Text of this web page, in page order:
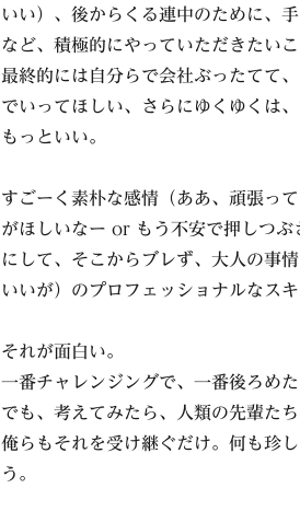
いい）、後からくる連中のために、
など、積極的にやっていただきたい
最終的には自分らで会社ぶったてて
でいってほしい、さらにゆくゆくは
もっといい。
すごーく素朴な感情（ああ、頑張っ
がほしいなー or もう不安で押しつ
にして、そこからブレず、大人の事
いいが）のプロフェッショナルなス
それが面白い。
一番チャレンジングで、一番後ろめ
でも、考えてみたら、人類の先輩た
俺らもそれを受け継ぐだけ。何も珍
う。